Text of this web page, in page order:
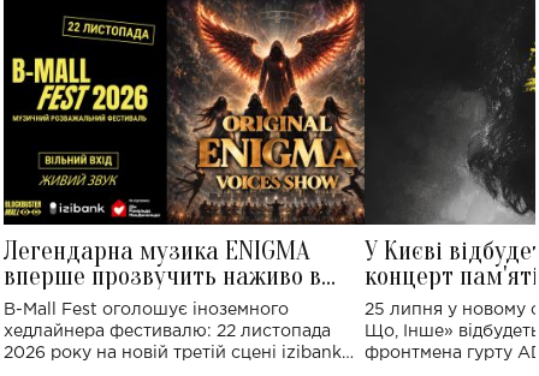
Легендарна музика ENIGMA
вперше прозвучить наживо в
Україні: де відбудеться концерт
B-Mall Fest оголошує іноземного
хедлайнера фестивалю: 22 листопада
2026 року на новій третій сцені izibank
У Києві
концерт
Клименка:
виконають
25 липня у новому
Що, Інше»
фронтмена гурту